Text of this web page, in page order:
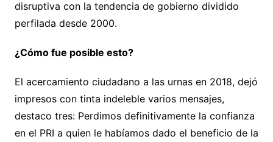
disruptiva con la tendencia de gobierno dividido
perfilada desde 2000.
¿Cómo fue posible esto?
El acercamiento ciudadano a las urnas en 2018, dejó
impresos con tinta indeleble varios mensajes,
destaco tres: Perdimos definitivamente la confianza
en el PRI a quien le habíamos dado el beneficio de la